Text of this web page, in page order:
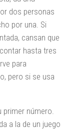
dos personas
por una. Si
cansan que
hasta tres
para
pero si se usa
número.
a la de un juego